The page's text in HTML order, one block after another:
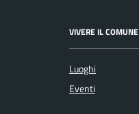
VIVERE IL COMUNE
Luoghi
Eventi